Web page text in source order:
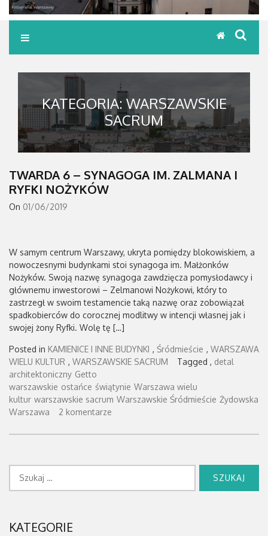
KATEGORIA: WARSZAWSKIE
SACRUM
TWARDA 6 – SYNAGOGA IM. ZALMANA I
RYFKI NOŻYKÓW
On 01/06/2019
W samym centrum Warszawy, ukryta pomiędzy blokowiskiem, a
nowoczesnymi budynkami stoi synagoga im. Małżonków
Nożyków. Swoją nazwę synagoga zawdzięcza pomysłodawcy i
głównemu inwestorowi – Zelmanowi Nożykowi, który to
zastrzegł w swoim testamencie taką nazwę oraz zobowiązał
spadkobierców do corocznej modlitwy w intencji własnej jak i
swojej żony Ryfki. Wolę tę […]
Posted in KAMIENICE I INNE BUDYNKI , Śródmieście , WARSZAWA
WIELU KULTUR , WARSZAWSKIE SACRUM Tagged , detal
architektoniczny Getto
warszawskie ostańce świątynie Warszawa wielu
kultur warszawskie sacrum Warszawskie Śródmieście Żydowska
Warszawa
2 komentarze
KATEGORIE